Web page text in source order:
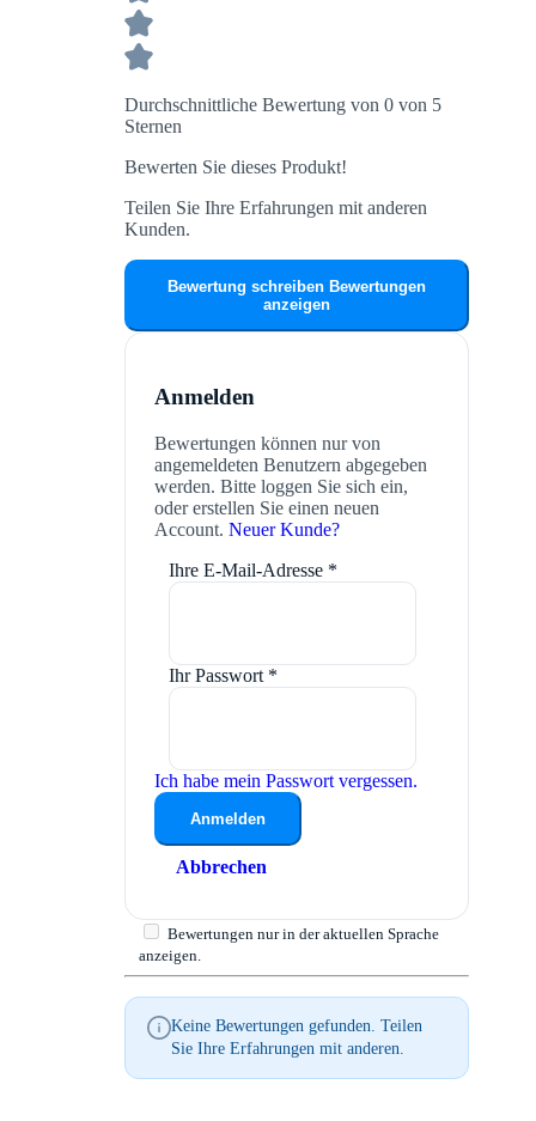
Durchschnittliche Bewertung von 0 von 5
Sternen
Bewerten Sie dieses Produkt!
Teilen Sie Ihre Erfahrungen mit anderen
Kunden.
Bewertung schreiben Bewertungen
anzeigen
Anmelden
Bewertungen können nur von
angemeldeten Benutzern abgegeben
werden. Bitte loggen Sie sich ein,
oder erstellen Sie einen neuen
Account. Neuer Kunde?
Ihre E-Mail-Adresse *
Ihr Passwort *
Ich habe mein Passwort vergessen.
Anmelden
Abbrechen
Bewertungen nur in der aktuellen Sprache
anzeigen.
Keine Bewertungen gefunden. Teilen
Sie Ihre Erfahrungen mit anderen.